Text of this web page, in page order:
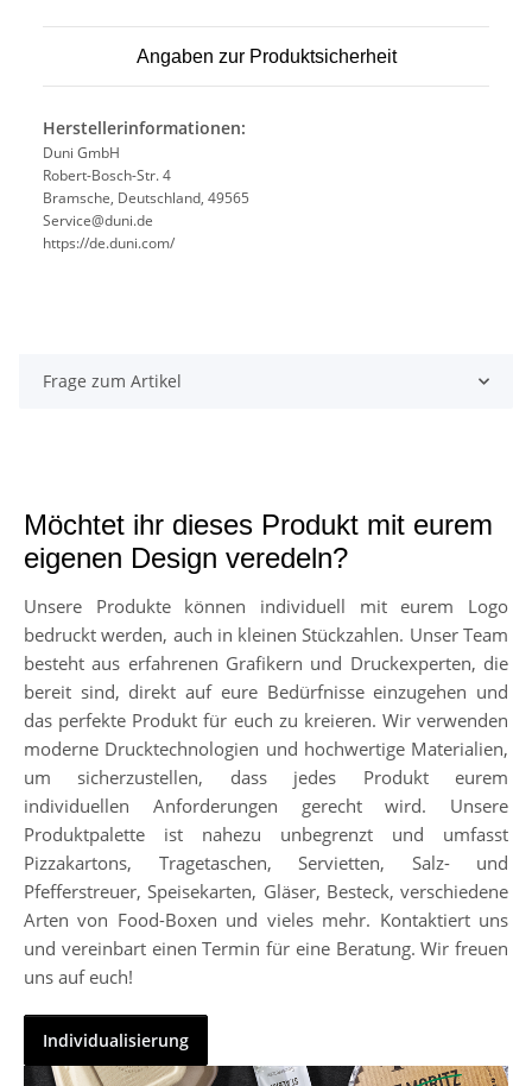
Angaben zur Produktsicherheit
Herstellerinformationen:
Duni GmbH
Robert-Bosch-Str. 4
Bramsche, Deutschland, 49565
Service@duni.de
https://de.duni.com/
Frage zum Artikel
Möchtet ihr dieses Produkt mit eurem
eigenen Design veredeln?
Unsere Produkte können individuell mit eurem Logo
bedruckt werden, auch in kleinen Stückzahlen. Unser Team
besteht aus erfahrenen Grafikern und Druckexperten, die
bereit sind, direkt auf eure Bedürfnisse einzugehen und
das perfekte Produkt für euch zu kreieren. Wir verwenden
moderne Drucktechnologien und hochwertige Materialien,
um sicherzustellen, dass jedes Produkt eurem
individuellen Anforderungen gerecht wird. Unsere
Produktpalette ist nahezu unbegrenzt und umfasst
Pizzakartons, Tragetaschen, Servietten, Salz- und
Pfefferstreuer, Speisekarten, Gläser, Besteck, verschiedene
Arten von Food-Boxen und vieles mehr. Kontaktiert uns
und vereinbart einen Termin für eine Beratung. Wir freuen
uns auf euch!
Individualisierung